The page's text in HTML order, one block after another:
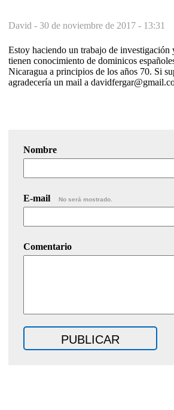
David - 30 de noviembre de 2017 - 13:31
Estoy haciendo un trabajo de investigación
tienen conocimiento de dominicos
Nicaragua a principios de los años 70. Si
agradecería un mail a
Nombre
E-mail No será mostrado.
Comentario